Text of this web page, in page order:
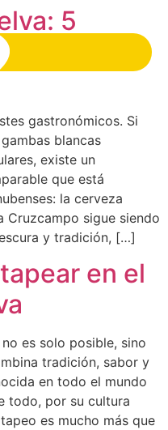
5
que
gastronómicos. Si
blancas
existe un
que está
la cerveza
Cruzcampo sigue siendo
y tradición, […]
en el
es solo posible, sino
tradición, sabor y
en todo el mundo
todo, por su cultura
es mucho más que